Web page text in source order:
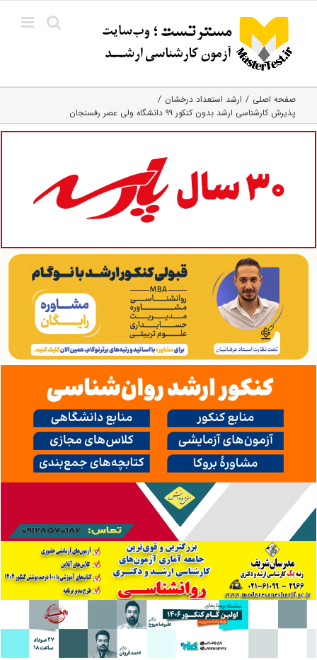
content
صفحه اصلی
ارشد استعداد درخشان
پذیرش کارشناسی ارشد بدون کنکور ۹۹ دانشگاه ولی عصر رفسنجان